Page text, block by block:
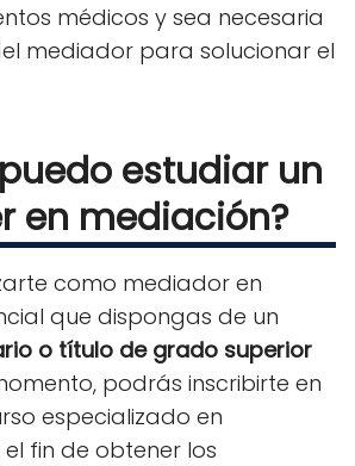
médicos y sea necesaria
mediador para solucionar el
estudiar un
en mediación?
como mediador en
que dispongas de un
o título de grado superior
podrás inscribirte en
especializado en
fin de obtener los